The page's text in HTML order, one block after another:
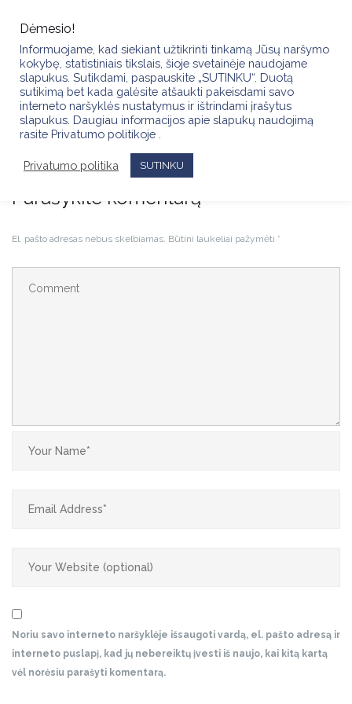
content
Mis Aukštaitija13
Parašykite komentarą
El. pašto adresas nebus skelbiamas. Būtini laukeliai pažymėti *
Noriu savo interneto naršyklėje išsaugoti vardą, el. pašto adresą ir
interneto puslapį, kad jų nebereiktų įvesti iš naujo, kai kitą kartą
vėl norėsiu parašyti komentarą.
Dėmesio!
Informuojame, kad siekiant užtikrinti tinkamą Jūsų naršymo
kokybę, statistiniais tikslais, šioje svetainėje naudojame
slapukus. Sutikdami, paspauskite „SUTINKU“. Duotą
sutikimą bet kada galėsite atšaukti pakeisdami savo
interneto naršyklės nustatymus ir ištrindami įrašytus
slapukus. Daugiau informacijos apie slapukų naudojimą
rasite Privatumo politikoje .
Privatumo politika SUTINKU